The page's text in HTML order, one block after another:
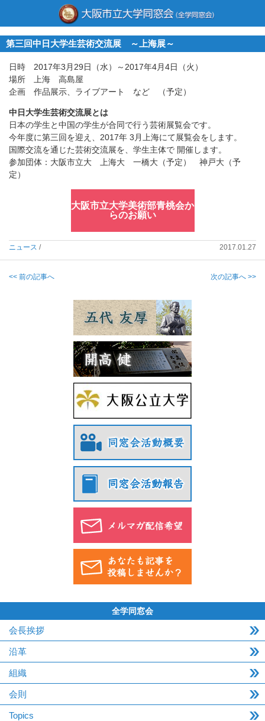
第三回中日大学生芸術交流展 ～上海展～
日時 2017年3月29日（水）～2017年4月4日（火）
場所 上海 高島屋
企画 作品展示、ライブアート など （予定）
中日大学生芸術交流展とは
日本の学生と中国の学生が合同で行う芸術展覧会です。
今年度に第三回を迎え、2017年 3月上海にて展覧会をします。
国際交流を通じた芸術交流展を、学生主体で 開催します。
参加団体：大阪市立大 上海大 一橋大（予定） 神戸大（予
定）
大阪市立大学美術部青桃会か
らのお願い
ニュース / 2017.01.27
<< 前の記事へ 次の記事へ >>
全学同窓会
会長挨拶
沿革
組織
会則
Topics